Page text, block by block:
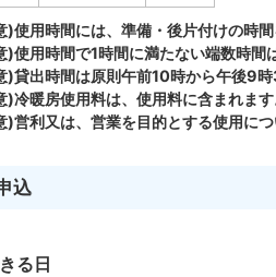
)使用時間には、準備・後片付けの時間
)使用時間で1時間に満たない端数時間
)貸出時間は原則午前10時から午後9
)冷暖房使用料は、使用料に含まれます
)営利又は、営業を目的とする使用に
込
る日